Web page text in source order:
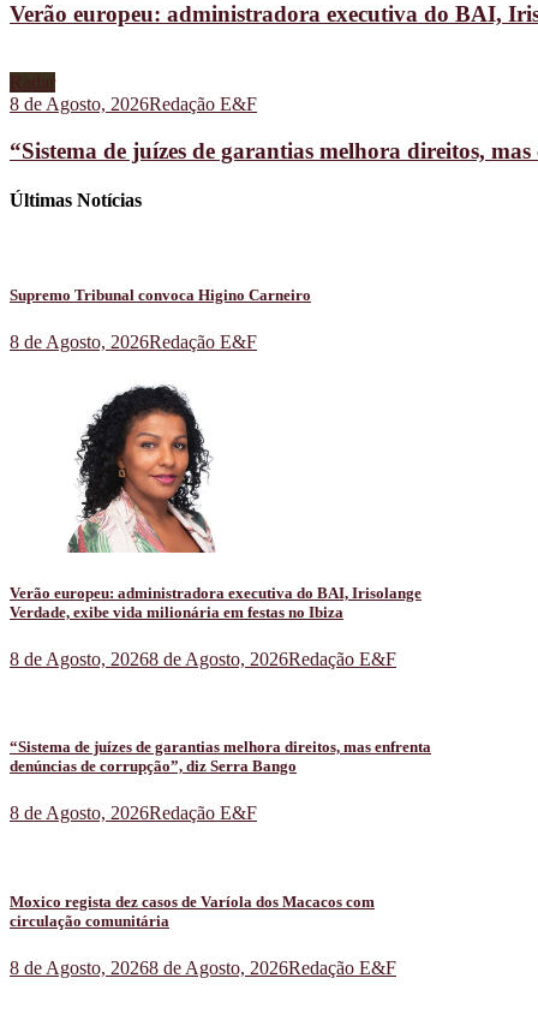
Verão europeu: administradora executiva do BAI,
Radar
8 de Agosto, 2026Redação E&F
“Sistema de juízes de garantias melhora direitos,
Últimas Notícias
Supremo Tribunal convoca Higino Carneiro
8 de Agosto, 2026Redação E&F
Verão europeu: administradora executiva do BAI, Irisolange
Verdade, exibe vida milionária em festas no Ibiza
8 de Agosto, 20268 de Agosto, 2026Redação E&F
“Sistema de juízes de garantias melhora direitos, mas enfrenta
denúncias de corrupção”, diz Serra Bango
8 de Agosto, 2026Redação E&F
Moxico regista dez casos de Varíola dos Macacos com
circulação comunitária
8 de Agosto, 20268 de Agosto, 2026Redação E&F